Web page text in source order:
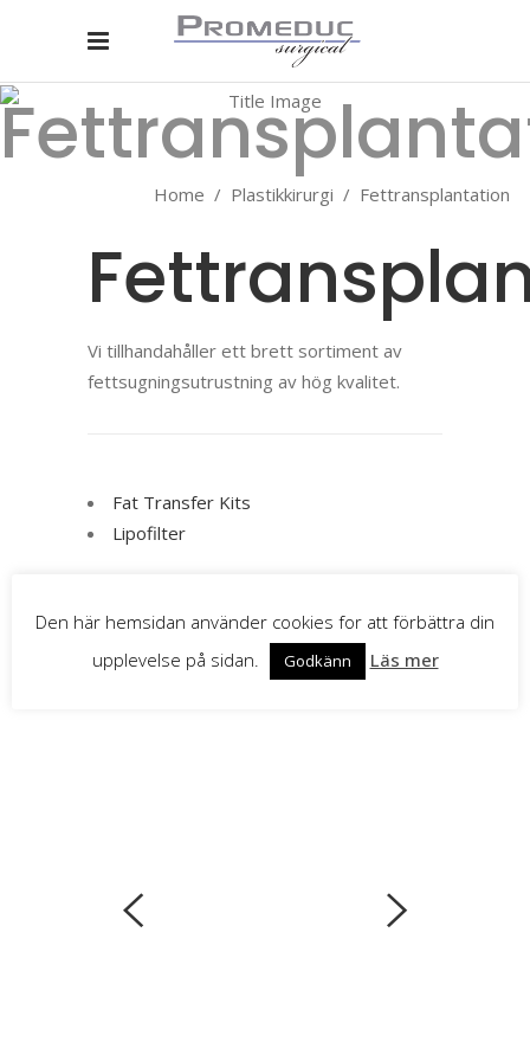
Home / Plastikkirurgi / Fettransplantation
Vi tillhandahåller ett brett sortiment av
fettsugningsutrustning av hög kvalitet.
Fat Transfer Kits
Lipofilter
Den här hemsidan använder cookies for att förbättra din
upplevelse på sidan.
Godkänn Läs mer